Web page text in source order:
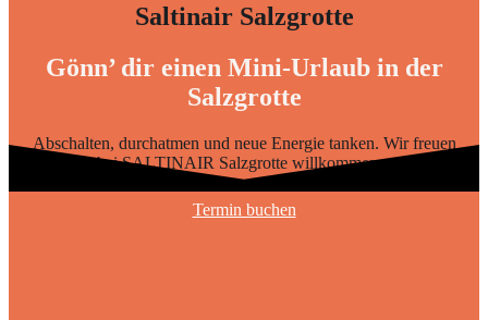
Saltinair Salzgrotte
Gönn’ dir einen Mini-Urlaub in der
Salzgrotte
Abschalten, durchatmen und neue Energie tanken. Wir freuen
uns, dich bei SALTINAIR Salzgrotte willkommen zu heissen.
Termin buchen